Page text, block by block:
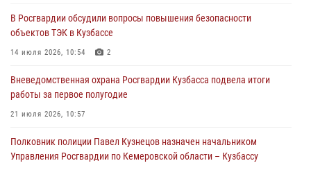
05 августа 2026, 08:50
Росгвардейцы пресекли нарушение общественного порядка на
05 августа 2026, 08:10
Росгвардейцы в Юрге пресекли попытку проникновения на
05 августа 2026, 07:45
В Росгвардии обсудили вопросы повышения безопасности
объектов ТЭК в Кузбассе
14 июля 2026, 10:54 2
Вневедомственная охрана Росгвардии Кузбасса подвела итоги
работы за первое полугодие
21 июля 2026, 10:57
Полковник полиции Павел Кузнецов назначен начальником
Управления Росгвардии по Кемеровской области – Кузбассу